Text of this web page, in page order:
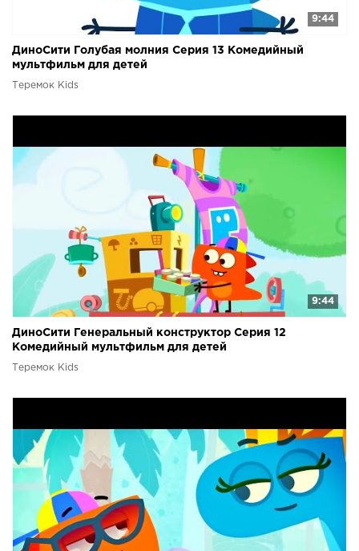
9:44
ДиноСити Голубая молния Серия 13 Комедийный
мультфильм для детей
Теремок Kids
9:44
ДиноСити Генеральный конструктор Серия 12
Комедийный мультфильм для детей
Теремок Kids